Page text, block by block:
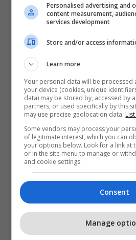
Personalised advertising and
content measurement,
services development
Store and/or access
Learn more
Your personal data will be
your device (cookies, unique
data) may be stored by, accessed by
partners, or used specifically by this
may use precise geolocation data.
Some vendors may process your
of legitimate interest, which you can
your options below. Look for a link at
or in the site menu to manage or
and cookie settings.
Consent
Manage